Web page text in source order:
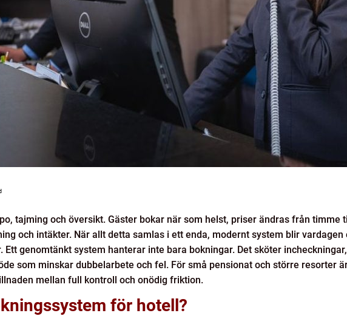
tajming och översikt. Gäster bokar när som helst, priser ändras från timme
och intäkter. När allt detta samlas i ett enda, modernt system blir
Ett genomtänkt system hanterar inte bara bokningar. Det sköter
som minskar dubbelarbete och fel. För små pensionat och större resorter
mellan full kontroll och onödig friktion.
för hotell?